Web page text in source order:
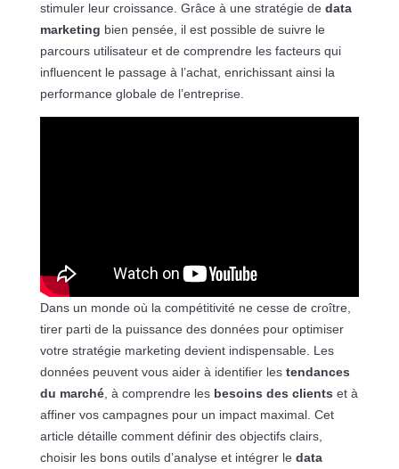
stimuler leur croissance. Grâce à une stratégie de data
marketing bien pensée, il est possible de suivre le
parcours utilisateur et de comprendre les facteurs qui
influencent le passage à l’achat, enrichissant ainsi la
performance globale de l’entreprise.
Dans un monde où la compétitivité ne cesse de croître,
tirer parti de la puissance des données pour optimiser
votre stratégie marketing devient indispensable. Les
données peuvent vous aider à identifier les tendances
du marché, à comprendre les besoins des clients et à
affiner vos campagnes pour un impact maximal. Cet
article détaille comment définir des objectifs clairs,
choisir les bons outils d’analyse et intégrer le data